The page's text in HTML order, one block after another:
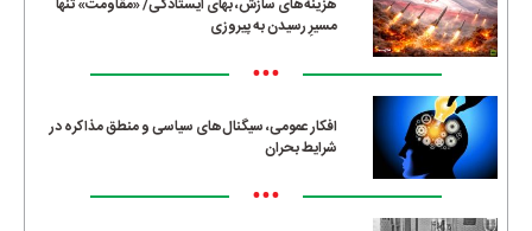
مسیرِ رسیدن به پیروزی
•••
افکار عمومی، سیگنال‌های سیاسی و منطق مذاکره در
شرایط بحران
•••